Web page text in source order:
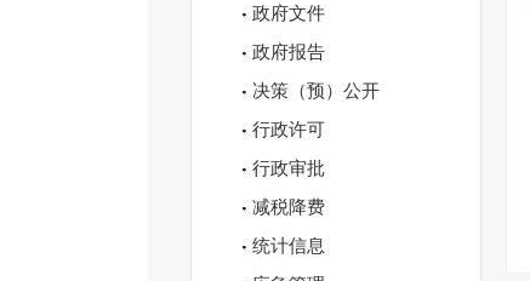
政府文件
政府报告
决策（预）公开
行政许可
行政审批
减税降费
统计信息